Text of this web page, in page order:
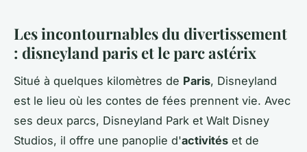
Les incontournables du divertissement
: disneyland paris et le parc astérix
Situé à quelques kilomètres de Paris, Disneyland
est le lieu où les contes de fées prennent vie. Avec
ses deux parcs, Disneyland Park et Walt Disney
Studios, il offre une panoplie d'activités et de